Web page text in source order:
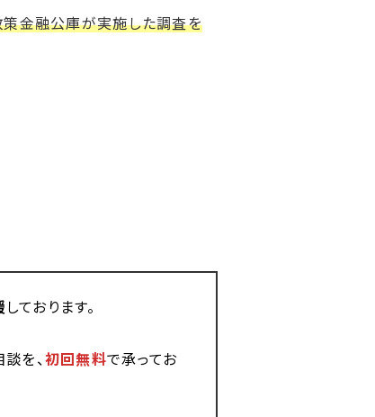
金融公庫が実施した調査を
しております。
を、 初回無料で承ってお